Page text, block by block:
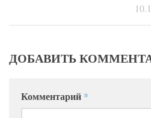
ДОБАВИТЬ
Комментарий *